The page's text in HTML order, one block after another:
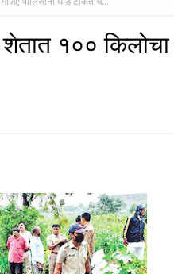
१०० किलोचा